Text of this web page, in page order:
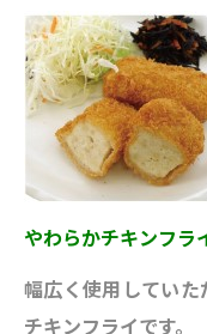
やわらかチキンフラ
幅広く使用してい
チキンフライです。